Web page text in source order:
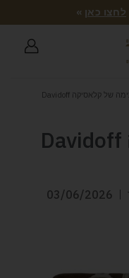
לחצו כאן »
/ חתימה של קלאסיקה Davidoff
חתימה של קלאסיקה Davidoff
03/06/2026